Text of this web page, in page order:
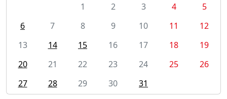
1
2 3 4
5
6
7 8 9 10 11
12
13
14 15 16 17 18
19
20
21 22 23 24 25
26
27
28 29 30 31